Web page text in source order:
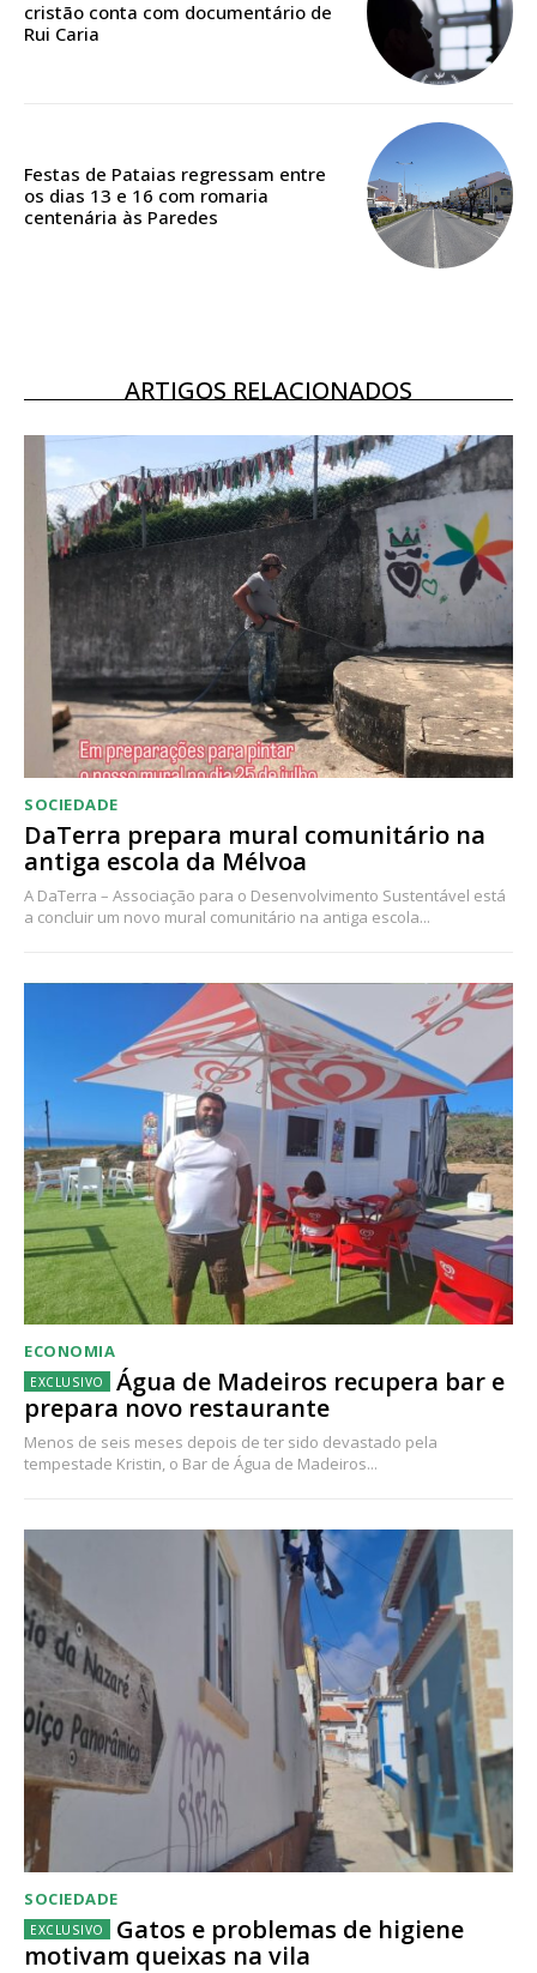
Acesso aos conteúdos Exclusivos para
Escolha o plano
16€
12 meses
Acesso ao conteúdo online
Acesso aos conteúdos Exclusivos para
assinantes
Ofertas para assinatura anual
Escolha o plano
cristão conta com documentário de
Rui Caria
Festas de Pataias regressam entre
os dias 13 e 16 com romaria
centenária às Paredes
ARTIGOS RELACIONADOS
SOCIEDADE
DaTerra prepara mural comunitário na
antiga escola da Mélvoa
A DaTerra – Associação para o Desenvolvimento Sustentável está
a concluir um novo mural comunitário na antiga escola...
ECONOMIA
Água de Madeiros recupera bar e
prepara novo restaurante
Menos de seis meses depois de ter sido devastado pela
tempestade Kristin, o Bar de Água de Madeiros...
SOCIEDADE
Gatos e problemas de higiene
motivam queixas na vila